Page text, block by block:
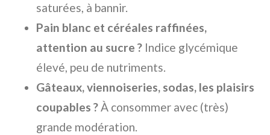
saturées, à bannir.
Pain blanc et céréales raffinées,
attention au sucre ? Indice glycémique
élevé, peu de nutriments.
Gâteaux, viennoiseries, sodas, les plaisirs
coupables ?À consommer avec (très)
grande modération.